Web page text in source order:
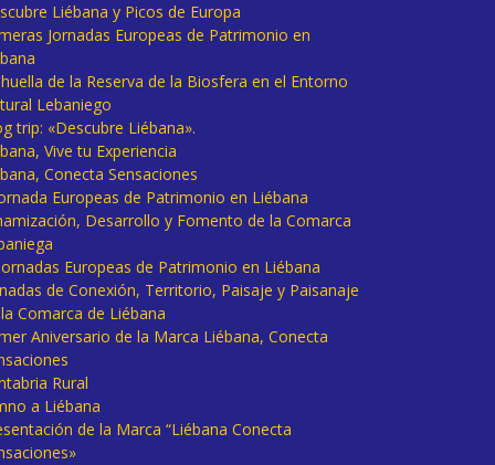
Liébana y Picos de Europa
Jornadas Europeas de Patrimonio en
de la Reserva de la Biosfera en el Entorno
Lebaniego
trip: «Descubre Liébana».
Vive tu Experiencia
Conecta Sensaciones
Europeas de Patrimonio en Liébana
Desarrollo y Fomento de la Comarca
Europeas de Patrimonio en Liébana
de Conexión, Territorio, Paisaje y Paisanaje
Comarca de Liébana
Aniversario de la Marca Liébana, Conecta
Rural
a Liébana
de la Marca “Liébana Conecta